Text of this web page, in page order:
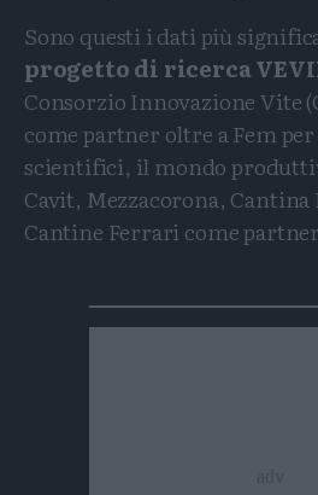
Sono questi i dati più
progetto di ricerca
Consorzio Innovazione Vite
come partner oltre a Fem
scientifici, il mondo
Cavit, Mezzacorona, Cantina
Cantine Ferrari come